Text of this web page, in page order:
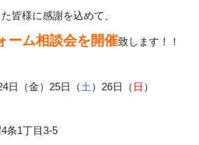
皆様に感謝を込めて、
ーム相談会を開催致します！！
日（金）25日（土 ）26日（ 日 ）
条1丁目3-5